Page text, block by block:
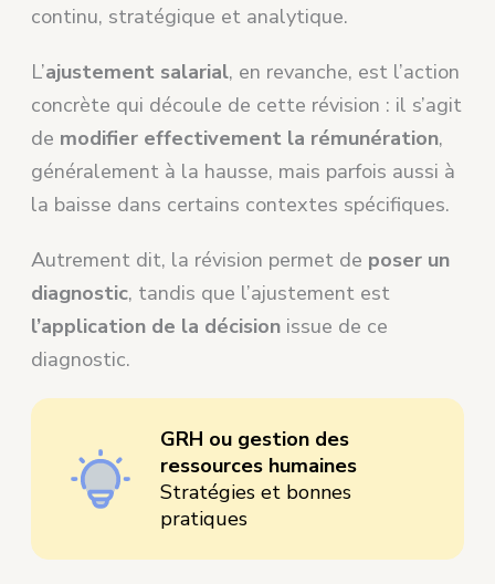
continu, stratégique et analytique.
L’ajustement salarial, en revanche, est l’action
concrète qui découle de cette révision : il s’agit
de modifier effectivement la rémunération,
généralement à la hausse, mais parfois aussi à
la baisse dans certains contextes spécifiques.
Autrement dit, la révision permet de poser un
diagnostic, tandis que l’ajustement est
l’application de la décision issue de ce
diagnostic.
GRH ou gestion des
ressources humaines
Stratégies et bonnes
pratiques